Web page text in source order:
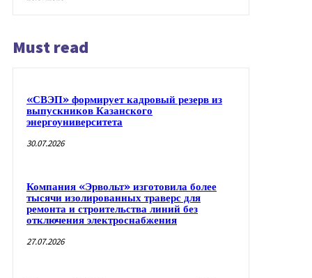
Must read
«СВЭП» формирует кадровый резерв из
выпускников Казанского
энергоуниверситета
30.07.2026
Компания «Эрвольт» изготовила более
тысячи изолированных траверс для
ремонта и строительства линий без
отключения электроснабжения
27.07.2026